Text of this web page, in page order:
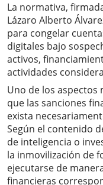
La normativa,
Lázaro Alberto
para congelar
digitales bajo
activos,
actividades
Uno de los aspectos
que las sanciones
exista
Según el contenido
de inteligencia o
la inmovilización de
ejecutarse de
financieras